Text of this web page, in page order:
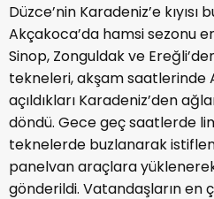
Düzce’nin Karadeniz’e
Akçakoca’da hamsi sezonu
Sinop, Zonguldak ve
tekneleri, akşam saatlerinde
açıldıkları Karadeniz’den
döndü. Gece geç saatlerde
teknelerde buzlanarak
panelvan araçlara
gönderildi. Vatandaşların en